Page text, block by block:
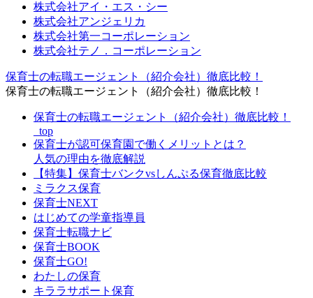
株式会社アイ・エス・シー
株式会社アンジェリカ
株式会社第一コーポレーション
株式会社テノ．コーポレーション
保育士の転職エージェント（紹介会社）徹底比較！
保育士の転職エージェント（紹介会社）徹底比較！
保育士の転職エージェント（紹介会社）徹底比較！
_top
保育士が認可保育園で働くメリットとは？
人気の理由を徹底解説
【特集】保育士バンクvsしんぷる保育徹底比較
ミラクス保育
保育⼠NEXT
はじめての学童指導員
保育士転職ナビ
保育士BOOK
保育士GO!
わたしの保育
キララサポート保育